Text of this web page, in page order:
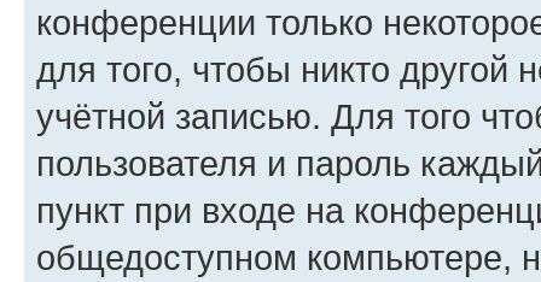
конференции только
для того, чтобы никто другой
учётной записью. Для того
пользователя и пароль
пункт при входе на
общедоступном компьютере,